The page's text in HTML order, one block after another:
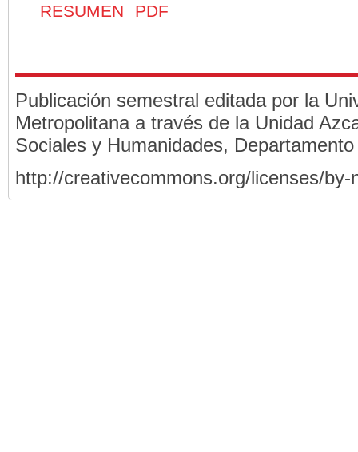
RESUMEN PDF
Publicación semestral editada por la
Metropolitana a través de la Unidad
Sociales y Humanidades,
http://creativecommons.org/licenses/by-